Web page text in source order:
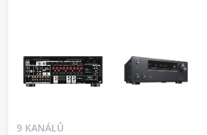
9 KANÁLŮ